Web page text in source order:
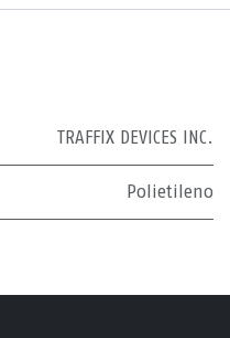
TRAFFIX DEVICES INC.
Polietileno